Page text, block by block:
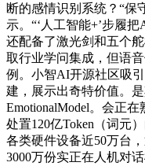
断的感情识别系统？“保
示。“‘人工智能+’步履
还配备了激光剑和五个
取行业学问集成，但语
例。小智AI开源社区吸
建，展示出奇特价值。
EmotionalModel。会正
处置120亿Token（词元
各类硬件设备近50万台
3000万份实正在人机对